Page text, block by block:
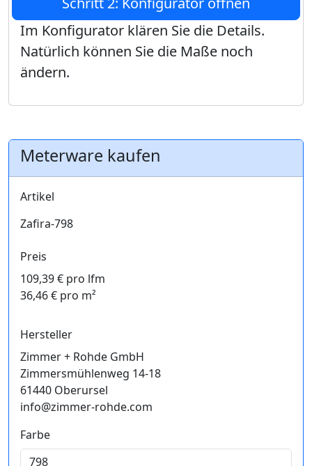
Im Konfigurator klären Sie die Details.
Natürlich können Sie die Maße noch
ändern.
Meterware kaufen
Artikel
Zafira-798
Preis
109,39 € pro lfm
36,46 € pro m²
Hersteller
Zimmer + Rohde GmbH
Zimmersmühlenweg 14-18
61440 Oberursel
info@zimmer-rohde.com
Farbe